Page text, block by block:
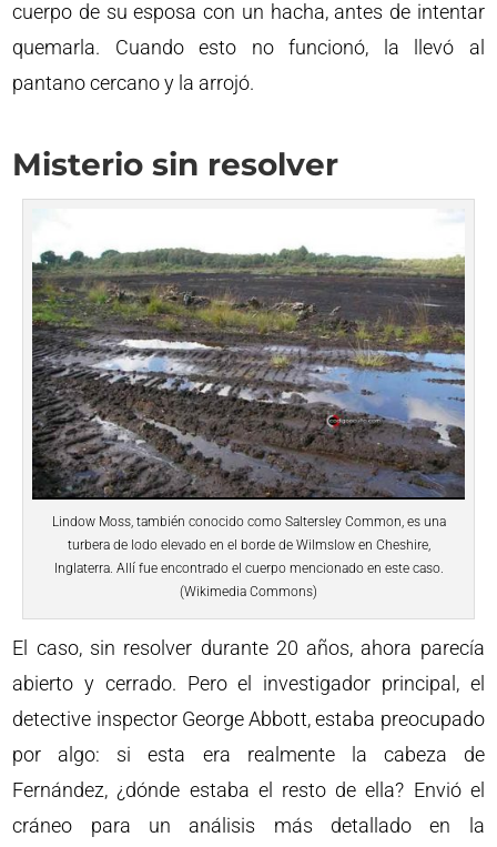
cuerpo de su esposa con un hacha, antes de intentar
quemarla. Cuando esto no funcionó, la llevó al
pantano cercano y la arrojó.
Misterio sin resolver
Lindow Moss, también conocido como Saltersley Common, es una
turbera de lodo elevado en el borde de Wilmslow en Cheshire,
Inglaterra. Allí fue encontrado el cuerpo mencionado en este caso.
(Wikimedia Commons)
El caso, sin resolver durante 20 años, ahora parecía
abierto y cerrado. Pero el investigador principal, el
detective inspector George Abbott, estaba preocupado
por algo: si esta era realmente la cabeza de
Fernández, ¿dónde estaba el resto de ella? Envió el
cráneo para un análisis más detallado en la